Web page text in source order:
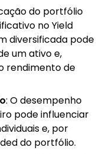
do portfólio
no Yield
diversificada pode
um ativo e,
rendimento de
: O desempenho
pode influenciar
e, por
do portfólio.